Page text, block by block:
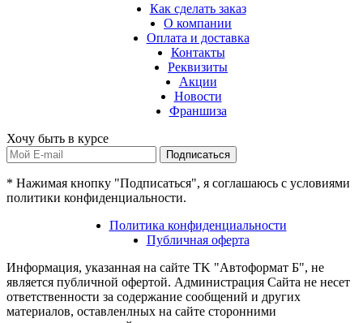
Как сделать заказ
О компании
Оплата и доставка
Контакты
Реквизиты
Акции
Новости
Франшиза
Хочу быть в курсе
Подписаться
* Нажимая кнопку "Подписаться", я соглашаюсь с условиями
политики конфиденциальности.
Политика конфиденциальности
Публичная оферта
Информация, указанная на сайте TK "Автоформат Б", не
является публичной офертой. Администрация Сайта не несет
ответственности за содержание сообщений и других
материалов, оставленлных на сайте сторонними